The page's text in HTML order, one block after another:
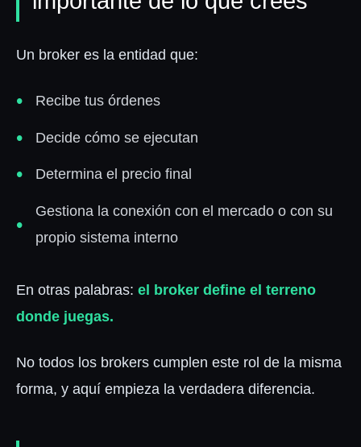
Un broker es la entidad que:
Recibe tus órdenes
Decide cómo se ejecutan
Determina el precio final
Gestiona la conexión con el mercado o con su
propio sistema interno
En otras palabras: el broker define el terreno
donde juegas.
No todos los brokers cumplen este rol de la misma
forma, y aquí empieza la verdadera diferencia.